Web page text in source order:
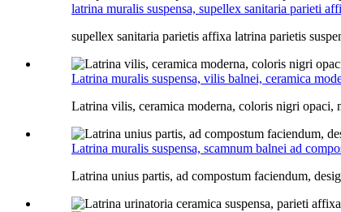
latrina muralis suspensa, supellex sanitaria parieti
supellex sanitaria parietis affixa latrina parietis
Latrina muralis suspensa, vilis balnei, ceramica
Latrina vilis, ceramica moderna, coloris nigri opaci,
Latrina muralis suspensa, scamnum balnei ad
Latrina unius partis, ad compostum faciendum,